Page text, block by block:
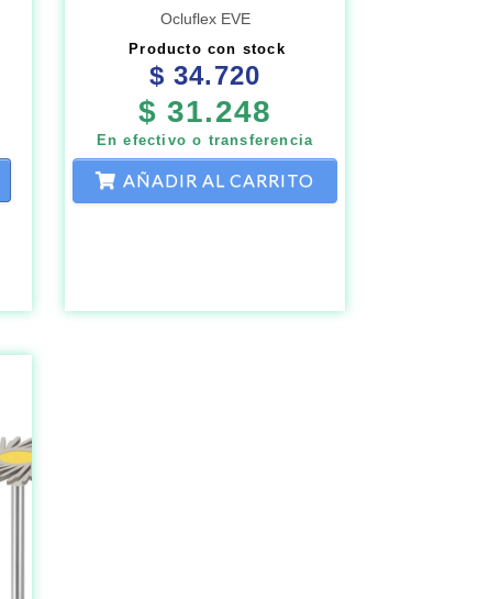
Ocluflex EVE
Producto con stock
$ 34.720
$ 31.248
En efectivo o transferencia
AÑADIR AL CARRITO
tiene
múltiples